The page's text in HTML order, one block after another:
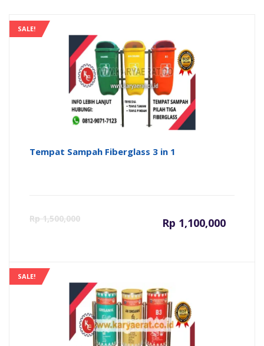
SALE!
Tempat Sampah Fiberglass 3 in 1
Rp1,500,000 Rp 1,100,000
Harga
ini
adalah:
SALE!